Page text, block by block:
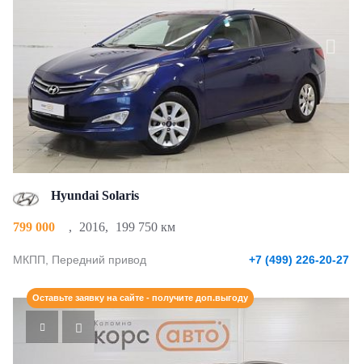
Hyundai Solaris
799 000 , 2016, 199 750 км
МКПП, Передний привод +7 (499) 226-20-27
Оставьте заявку на сайте - получите доп.выгоду